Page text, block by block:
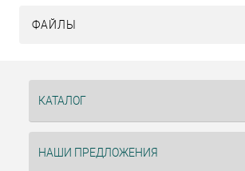
ФАЙЛЫ
КАТАЛОГ
НАШИ ПРЕДЛОЖЕНИЯ